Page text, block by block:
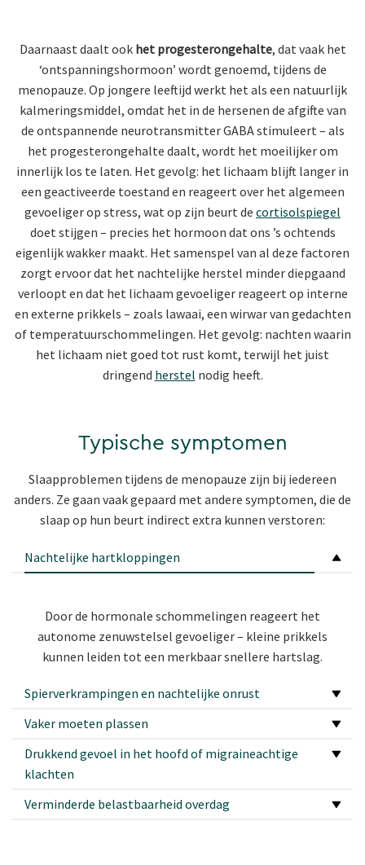
Daarnaast daalt ook het progesterongehalte, dat vaak het
‘ontspanningshormoon’ wordt genoemd, tijdens de
menopauze. Op jongere leeftijd werkt het als een natuurlijk
kalmeringsmiddel, omdat het in de hersenen de afgifte van
de ontspannende neurotransmitter GABA stimuleert – als
het progesterongehalte daalt, wordt het moeilijker om
innerlijk los te laten. Het gevolg: het lichaam blijft langer in
een geactiveerde toestand en reageert over het algemeen
gevoeliger op stress, wat op zijn beurt de cortisolspiegel
doet stijgen – precies het hormoon dat ons ’s ochtends
eigenlijk wakker maakt. Het samenspel van al deze factoren
zorgt ervoor dat het nachtelijke herstel minder diepgaand
verloopt en dat het lichaam gevoeliger reageert op interne
en externe prikkels – zoals lawaai, een wirwar van gedachten
of temperatuurschommelingen. Het gevolg: nachten waarin
het lichaam niet goed tot rust komt, terwijl het juist
dringend herstel nodig heeft.
Typische symptomen
Slaapproblemen tijdens de menopauze zijn bij iedereen
anders. Ze gaan vaak gepaard met andere symptomen, die de
slaap op hun beurt indirect extra kunnen verstoren:
Nachtelijke hartkloppingen
Door de hormonale schommelingen reageert het
autonome zenuwstelsel gevoeliger – kleine prikkels
kunnen leiden tot een merkbaar snellere hartslag.
Spierverkrampingen en nachtelijke onrust
Vaker moeten plassen
Drukkend gevoel in het hoofd of migraineachtige
klachten
Verminderde belastbaarheid overdag